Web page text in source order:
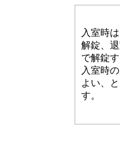
入室時
解錠、
で解錠
入室時
よい、
す。